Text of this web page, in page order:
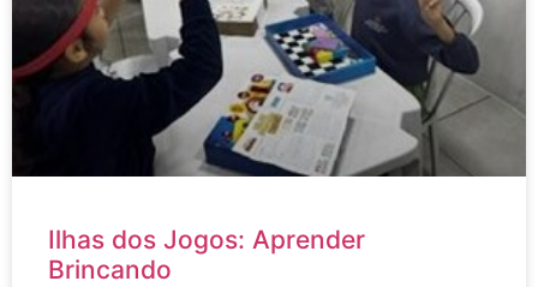
Ilhas dos Jogos: Aprender
Brincando